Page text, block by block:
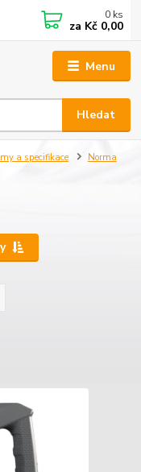
Menu
Hledat
0 ks
za Kč 0,00
a specifikace
Norma